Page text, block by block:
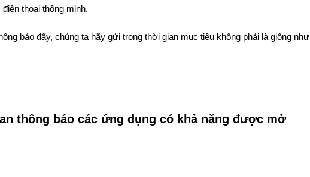
thoại thông minh.
báo đẩy, chúng ta hãy gửi trong thời gian mục tiêu không phải là giống như
thông báo các ứng dụng có khả năng được mở